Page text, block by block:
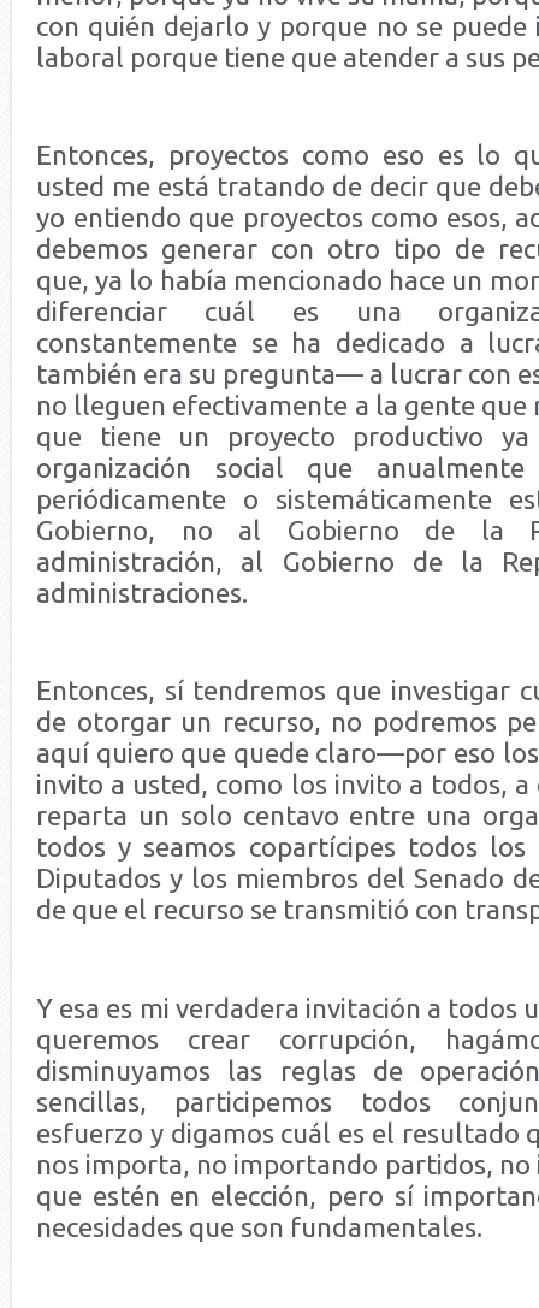
con quién dejarlo y porque no se puede
laboral porque tiene que atender a sus
Entonces, proyectos como eso es lo
usted me está tratando de decir que
yo entiendo que proyectos como esos,
debemos generar con otro tipo de
que, ya lo había mencionado hace un
diferenciar cuál es una
constantemente se ha dedicado a
también era su pregunta— a lucrar con
no lleguen efectivamente a la gente que
que tiene un proyecto productivo ya
organización social que
periódicamente o sistemáticamente
Gobierno, no al Gobierno de la
administración, al Gobierno de la
administraciones.
Entonces, sí tendremos que investigar
de otorgar un recurso, no podremos
aquí quiero que quede claro—por eso
invito a usted, como los invito a todos, a
reparta un solo centavo entre una
todos y seamos copartícipes todos los
Diputados y los miembros del Senado
de que el recurso se transmitió con
Y esa es mi verdadera invitación a todos
queremos crear corrupción,
disminuyamos las reglas de
sencillas, participemos todos
esfuerzo y digamos cuál es el resultado
nos importa, no importando partidos,
que estén en elección, pero sí
necesidades que son fundamentales.